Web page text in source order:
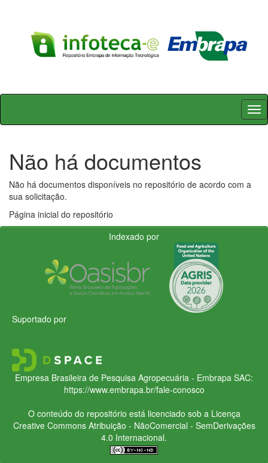
Skip
Não há documentos
Não há documentos disponíveis no repositório de acordo com a
sua solicitação.
Página inicial do repositório
Indexado por
Suportado por
Empresa Brasileira de Pesquisa Agropecuária - Embrapa SAC:
https://www.embrapa.br/fale-conosco
O conteúdo do repositório está licenciado sob a Licença
Creative CommonsAtribuição - NãoComercial - SemDerivações
4.0 Internacional.